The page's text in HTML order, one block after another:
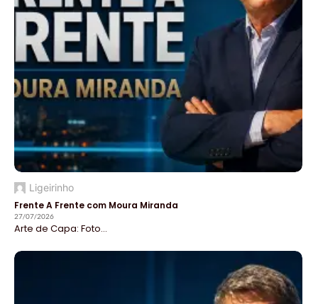
Ligeirinho
Frente A Frente com Moura Miranda
27/07/2026
Arte de Capa: Foto...